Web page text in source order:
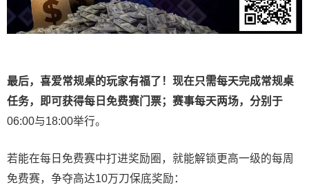
最后，喜爱常规桌的玩家有福了！现在只需每天完成常规桌
任务，即可获得每日免费赛门票；赛事每天两场，分别于
06:00与18:00举行。
若能在每日免费赛中打进奖励圈，就能解锁更高一级的每周
免费赛，争夺高达10万刀保底奖励：